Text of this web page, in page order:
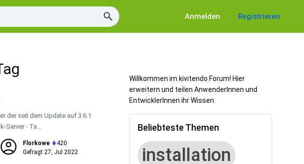
Anmelden Registrieren
der seit dem Update auf 3.6.1
Server - Ta...
Florkowe
420
Gefragt 27, Jul 2022
Willkommen im kivitendo Forum! Hier
erweitern und teilen AnwenderInnen und
EntwicklerInnen ihr Wissen.
Beliebteste Themen
installation